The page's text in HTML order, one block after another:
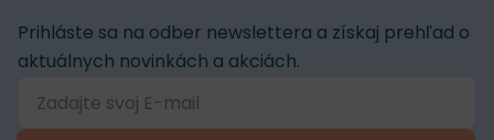
Prihláste sa na odber newslettera a získaj prehľad o
aktuálnych novinkách a akciách.